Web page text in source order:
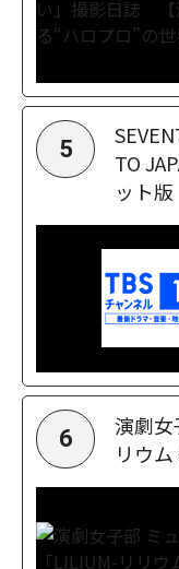
5
TO
ット版
6
演劇
リウ